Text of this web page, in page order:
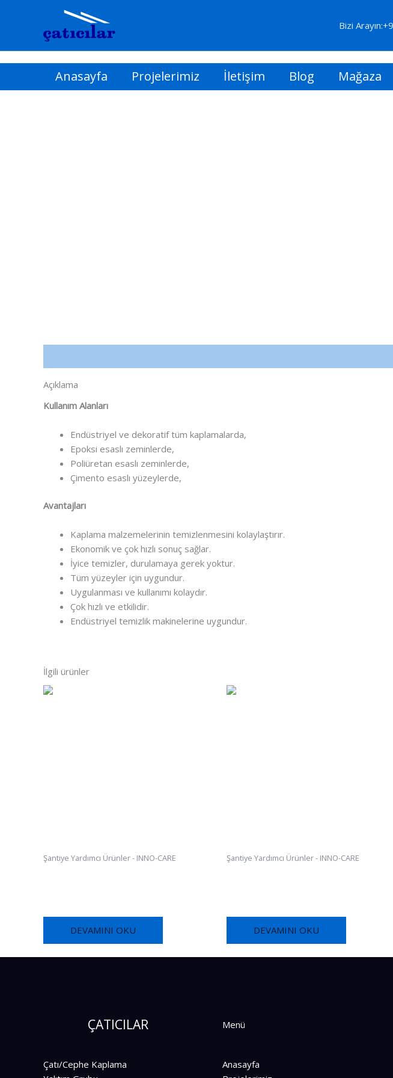
Bizi
Anasayfa Projelerimiz İletişim Blog Mağaza
Açıklama
Kullanım Alanları
Endüstriyel ve dekoratif tüm kaplamalarda,
Epoksi esaslı zeminlerde,
Poliüretan esaslı zeminlerde,
Çimento esaslı yüzeylerde,
Avantajları
Kaplama malzemelerinin temizlenmesini kolaylaştırır.
Ekonomik ve çok hızlı sonuç sağlar.
İyice temizler, durulamaya gerek yoktur.
Tüm yüzeyler için uygundur.
Uygulanması ve kullanımı kolaydır.
Çok hızlı ve etkilidir.
Endüstriyel temizlik makinelerine uygundur.
İlgili ürünler
Şantiye Yardımcı Ürünler - INNO-CARE
DEVAMINI OKU
Şantiye Yardımcı Ürünler - INNO-CARE
DEVAMINI OKU
ÇATICILAR
Çatı/Cephe Kaplama
Menü
Anasayfa